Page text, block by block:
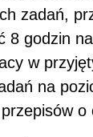
zadań,
8 godzin
w
na
o